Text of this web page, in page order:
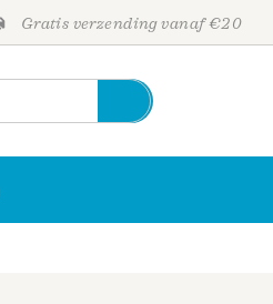
Gratis verzending vanaf €20
Personen